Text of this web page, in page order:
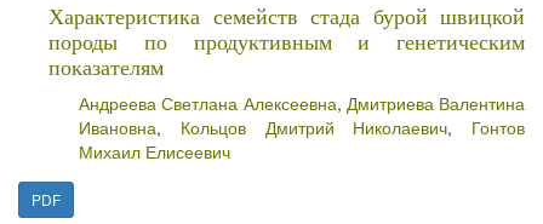
Характеристика семейств стада бурой швицкой
породы по продуктивным и генетическим
показателям
Андреева Светлана Алексеевна, Дмитриева Валентина
Ивановна, Кольцов Дмитрий Николаевич, Гонтов
Михаил Елисеевич
PDF